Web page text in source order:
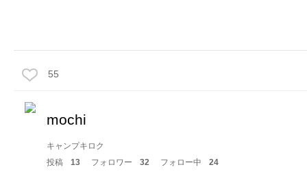
55
mochi
キャンプキロク
投稿
13 フォロワー 32 フォロー中 24